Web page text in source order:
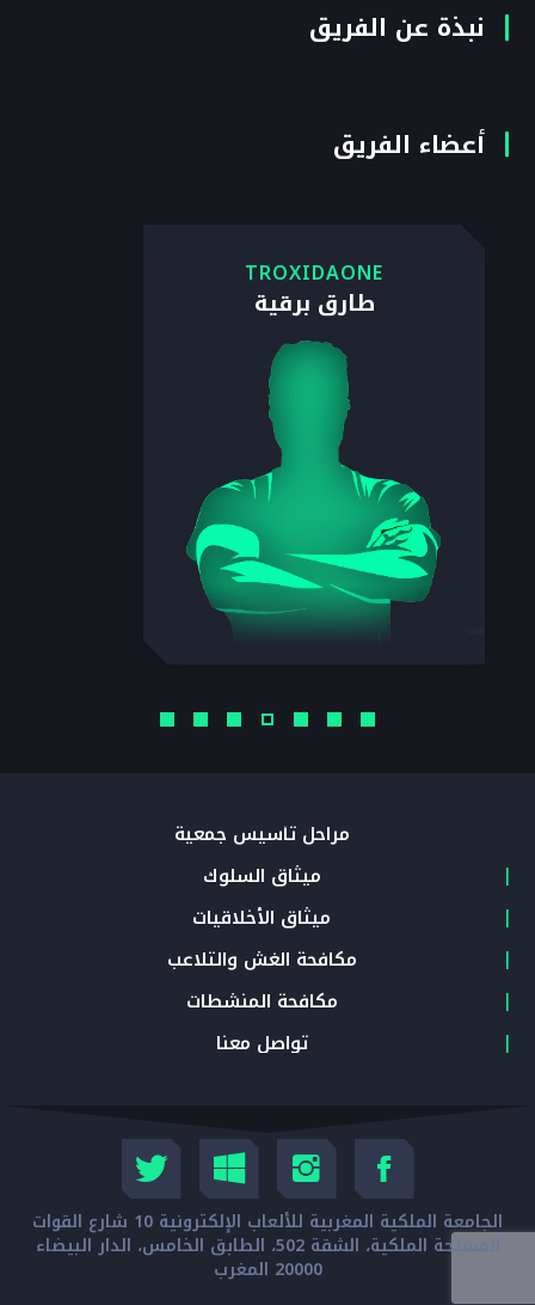
نبذة عن الفريق
أعضاء الفريق
TROXIDAONE
طارق برقية
مراحل تأسيس جمعية
ميثاق السلوك
ميثاق الأخلاقيات
مكافحة الغش والتلاعب
مكافحة المنشطات
تواصل معنا
الجامعة الملكية المغربية للألعاب الإلكترونية 10 شارع القوات
المسلحة الملكية، الشقة 502، الطابق الخامس، الدار البيضاء
20000 المغرب